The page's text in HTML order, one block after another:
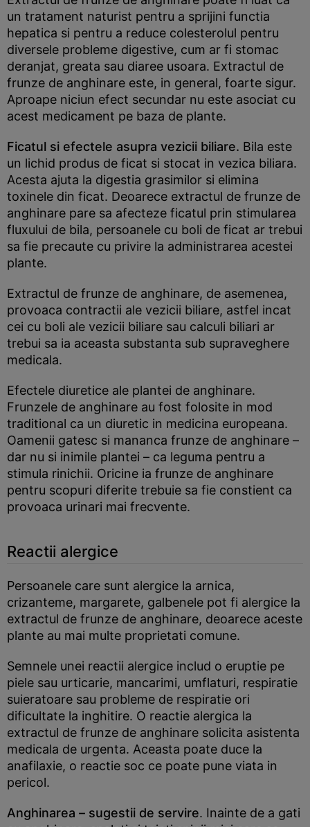
un tratament naturist pentru a sprijini functia
hepatica si pentru a reduce colesterolul pentru
diversele probleme digestive, cum ar fi stomac
deranjat, greata sau diaree usoara. Extractul de
frunze de anghinare este, in general, foarte sigur.
Aproape niciun efect secundar nu este asociat cu
acest medicament pe baza de plante.
Ficatul si efectele asupra vezicii biliare. Bila este
un lichid produs de ficat si stocat in vezica biliara.
Acesta ajuta la digestia grasimilor si elimina
toxinele din ficat. Deoarece extractul de frunze de
anghinare pare sa afecteze ficatul prin stimularea
fluxului de bila, persoanele cu boli de ficat ar trebui
sa fie precaute cu privire la administrarea acestei
plante.
Extractul de frunze de anghinare, de asemenea,
provoaca contractii ale vezicii biliare, astfel incat
cei cu boli ale vezicii biliare sau calculi biliari ar
trebui sa ia aceasta substanta sub supraveghere
medicala.
Efectele diuretice ale plantei de anghinare.
Frunzele de anghinare au fost folosite in mod
traditional ca un diuretic in medicina europeana.
Oamenii gatesc si mananca frunze de anghinare –
dar nu si inimile plantei – ca leguma pentru a
stimula rinichii. Oricine ia frunze de anghinare
pentru scopuri diferite trebuie sa fie constient ca
provoaca urinari mai frecvente.
Reactii alergice
Persoanele care sunt alergice la arnica,
crizanteme, margarete, galbenele pot fi alergice la
extractul de frunze de anghinare, deoarece aceste
plante au mai multe proprietati comune.
Semnele unei reactii alergice includ o eruptie pe
piele sau urticarie, mancarimi, umflaturi, respiratie
suieratoare sau probleme de respiratie ori
dificultate la inghitire. O reactie alergica la
extractul de frunze de anghinare solicita asistenta
medicala de urgenta. Aceasta poate duce la
anafilaxie, o reactie soc ce poate pune viata in
pericol.
Anghinarea – sugestii de servire. Inainte de a gati